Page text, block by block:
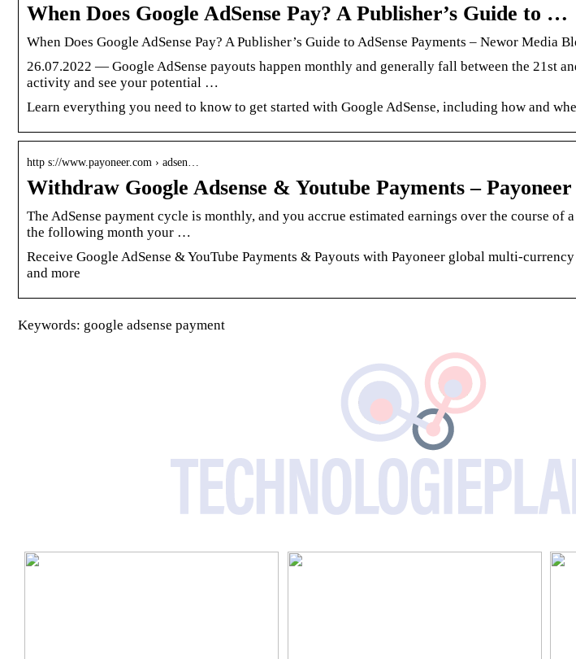
When Does Google AdSense Pay? A Publisher’s Guide to …
When Does Google AdSense Pay? A Publisher’s Guide to AdSense Payments – Newor Media
26.07.2022 — Google AdSense payouts happen monthly and generally fall between the 21st
activity and see your potential …
Learn everything you need to know to get started with Google AdSense, including how and
http s://www.payoneer.com › adsen…
Withdraw Google Adsense & Youtube Payments – Payoneer
The AdSense payment cycle is monthly, and you accrue estimated earnings over the course of
the following month your …
Receive Google AdSense & YouTube Payments & Payouts with Payoneer global multi-
and more
Keywords: google adsense payment